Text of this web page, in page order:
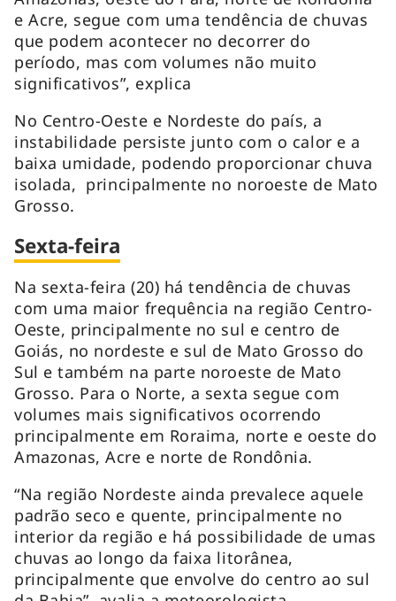
e Acre, segue com uma tendência de chuvas
que podem acontecer no decorrer do
período, mas com volumes não muito
significativos”, explica
No Centro-Oeste e Nordeste do país, a
instabilidade persiste junto com o calor e a
baixa umidade, podendo proporcionar chuva
isolada, principalmente no noroeste de Mato
Grosso.
Sexta-feira
Na sexta-feira (20) há tendência de chuvas
com uma maior frequência na região Centro-
Oeste, principalmente no sul e centro de
Goiás, no nordeste e sul de Mato Grosso do
Sul e também na parte noroeste de Mato
Grosso. Para o Norte, a sexta segue com
volumes mais significativos ocorrendo
principalmente em Roraima, norte e oeste do
Amazonas, Acre e norte de Rondônia.
“Na região Nordeste ainda prevalece aquele
padrão seco e quente, principalmente no
interior da região e há possibilidade de umas
chuvas ao longo da faixa litorânea,
principalmente que envolve do centro ao sul